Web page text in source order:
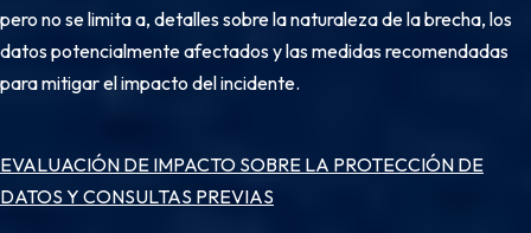
pero no se limita a, detalles sobre la naturaleza de la brecha, los
datos potencialmente afectados y las medidas recomendadas
para mitigar el impacto del incidente.
EVALUACIÓN DE IMPACTO SOBRE LA PROTECCIÓN DE
DATOS Y CONSULTAS PREVIAS